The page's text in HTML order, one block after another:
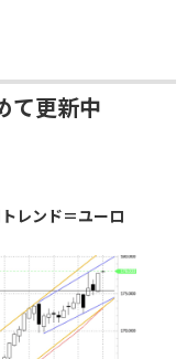
て更新中
レンド＝ユーロ